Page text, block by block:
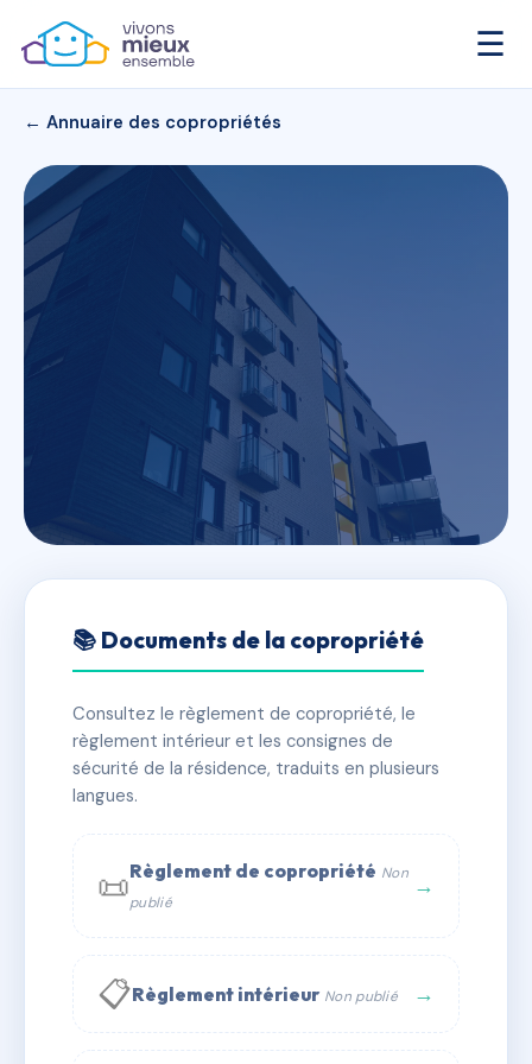
☰
← Annuaire des copropriétés
2 PASSAGE DAVID BELUGOU
✓ Immatriculée 🏠 8 lots 🏗 1 bâtiment(s)
📞 Contacter Syndic Digital
📚 Documents de la copropriété
Consultez le règlement de copropriété, le
règlement intérieur et les consignes de
sécurité de la résidence, traduits en plusieurs
langues.
📜Règlement de copropriété Non
publié
→
📋Règlement intérieur Non publié →